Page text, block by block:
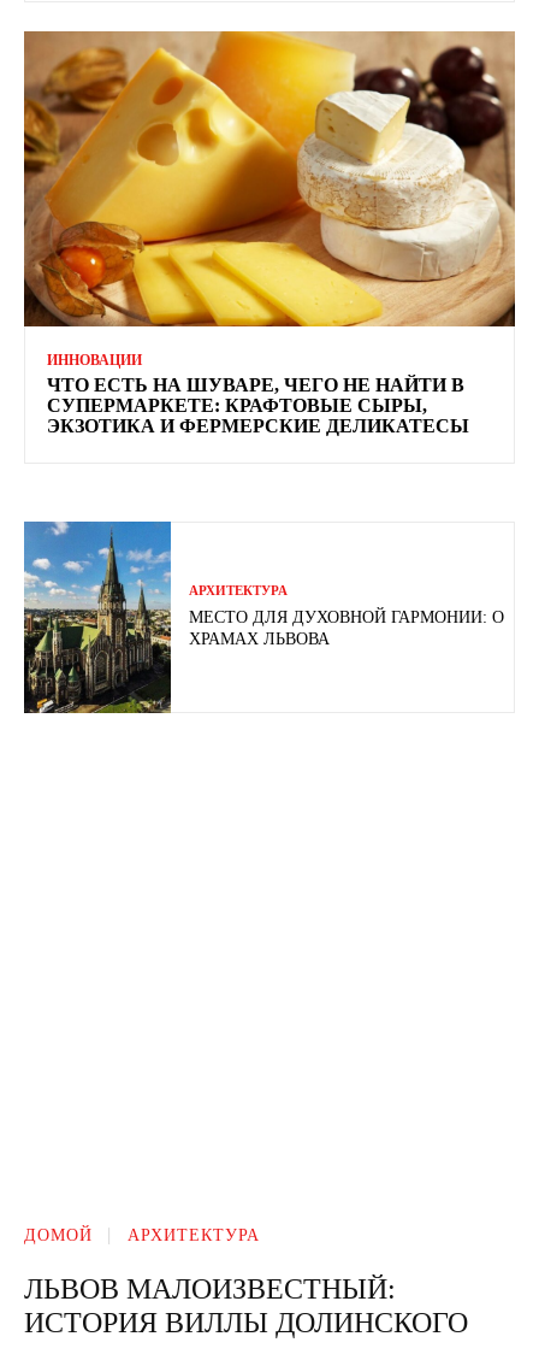
ИННОВАЦИИ
ЧТО ЕСТЬ НА ШУВАРЕ, ЧЕГО НЕ НАЙТИ В
СУПЕРМАРКЕТЕ: КРАФТОВЫЕ СЫРЫ,
ЭКЗОТИКА И ФЕРМЕРСКИЕ ДЕЛИКАТЕСЫ
АРХИТЕКТУРА
МЕСТО ДЛЯ ДУХОВНОЙ ГАРМОНИИ: О
ХРАМАХ ЛЬВОВА